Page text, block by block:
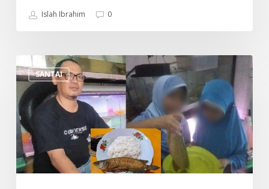
Islah Ibrahim 0
SANTAI
Juta
Kot
Harga
Ikan
Ni.
Anak
Dia